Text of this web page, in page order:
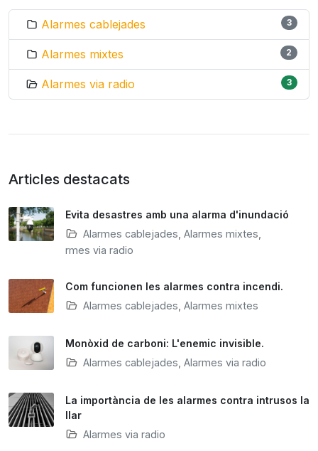
Alarmes cablejades 3
Alarmes mixtes 2
Alarmes via radio 3
Articles destacats
Evita desastres amb una alarma d'inundació
Alarmes cablejades Alarmes mixtes
Alarmes via radio
Com funcionen les alarmes contra incendi.
Alarmes cablejades Alarmes mixtes
Monòxid de carboni: L'enemic invisible.
Alarmes cablejades Alarmes via radio
La importància de les alarmes contra intrusos la
llar
Alarmes via radio